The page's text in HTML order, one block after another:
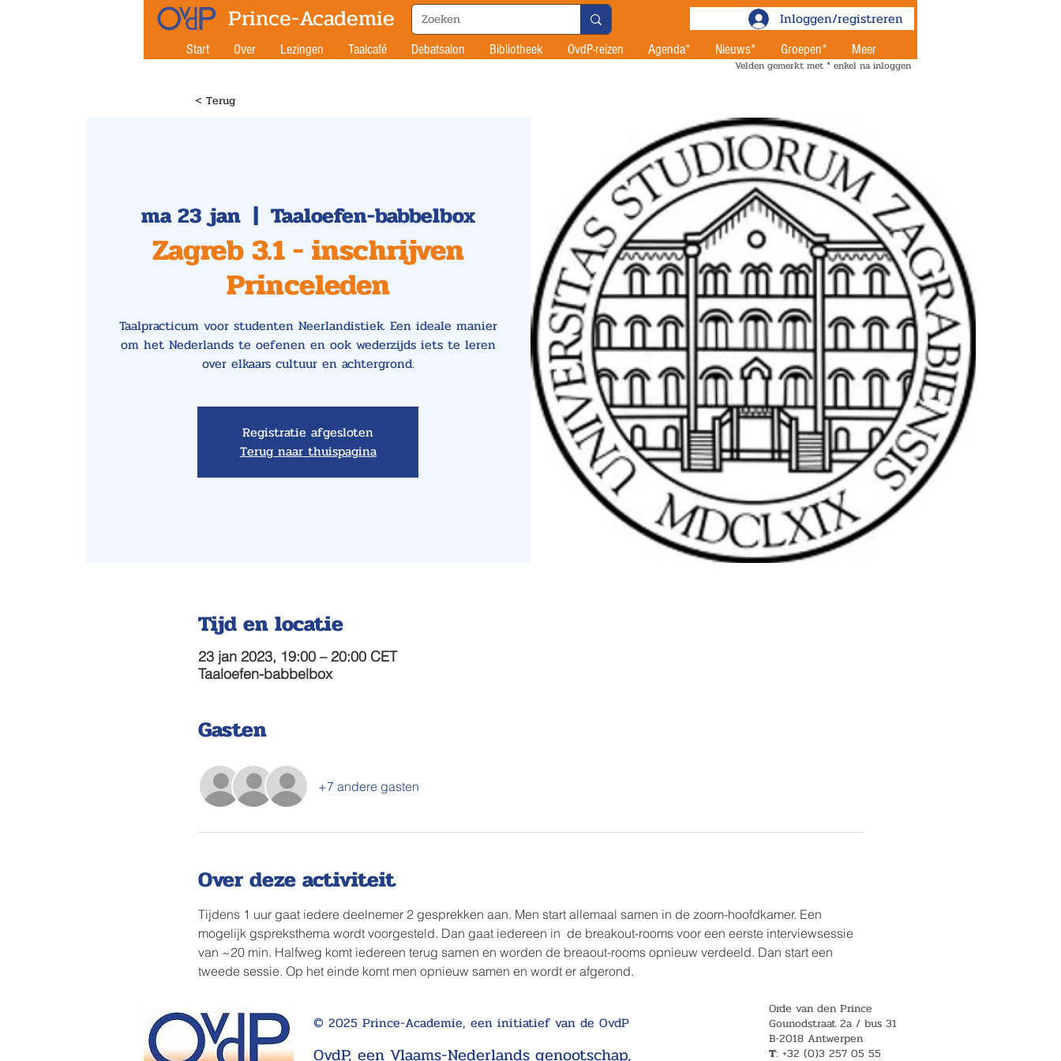
Prince-Academie Inloggen/registreren
Start Over Lezingen Taalcafé Debatsalon Bibliotheek OvdP-reizen Agenda* Nieuws* Groepen* Meer
Velden gemerkt met * enkel na inloggen
< Terug
ma 23 jan
  |
Taaloefen-babbelbox
Zagreb 3.1 - inschrijven
Princeleden
Taalpracticum voor studenten Neerlandistiek. Een ideale manier
om het Nederlands te oefenen en ook wederzijds iets te leren
over elkaars cultuur en achtergrond.
Registratie afgesloten
Terug naar thuispagina
Tijd en locatie
23 jan 2023, 19:00 – 20:00 CET
Taaloefen-babbelbox
Gasten
+7 andere gasten
Over deze activiteit
Tijdens 1 uur gaat iedere deelnemer 2 gesprekken aan. Men start allemaal samen in de zoom-hoofdkamer. Een
mogelijk gspreksthema wordt voorgesteld. Dan gaat iedereen in  de breakout-rooms voor een eerste interviewsessie
van ~20 min. Halfweg komt iedereen terug samen en worden de breaout-rooms opnieuw verdeeld. Dan start een
tweede sessie. Op het einde komt men opnieuw samen en wordt er afgerond.
© 2025 Prince-Academie, een initiatief van de OvdP
OvdP, een Vlaams-Nederlands genootschap,
Orde van den Prince
Gounodstraat 2a / bus 31
B-2018 Antwerpen
T: +32 (0)3 257 05 55